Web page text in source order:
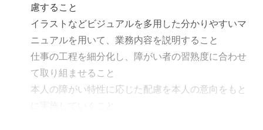
慮すること
イラストなどビジュアルを多用した分かりやすいマ
ニュアルを用いて、業務内容を説明すること
仕事の工程を細分化し、障がい者の習熟度に合わせ
て取り組ませること
本人の障がい特性に応じた配慮を本人の意向をもと